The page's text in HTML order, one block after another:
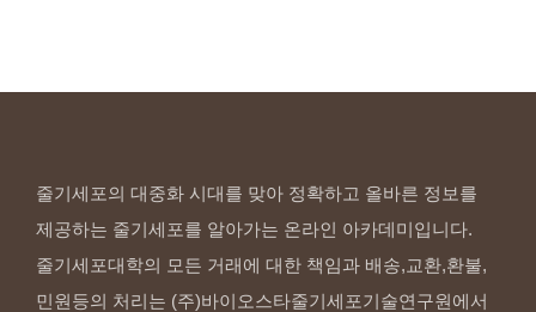
줄기세포의 대중화 시대를 맞아 정확하고 올바른 정보를
제공하는 줄기세포를 알아가는 온라인 아카데미입니다.
줄기세포대학의 모든 거래에 대한 책임과 배송,교환,환불,
민원등의 처리는 (주)바이오스타줄기세포기술연구원에서